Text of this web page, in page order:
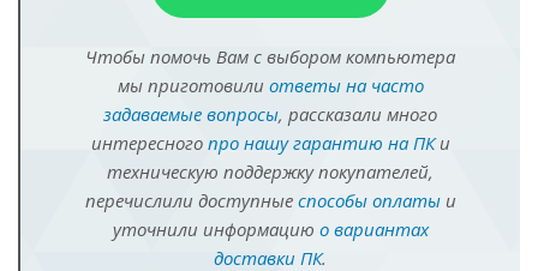
Чтобы помочь Вам с выбором компьютера
мы приготовили ответы на часто
задаваемые вопросы, рассказали много
интересного про нашу гарантию на ПКи
техническую поддержку покупателей,
перечислили доступные способы оплатыи
уточнили информацию о вариантах
доставки ПК.